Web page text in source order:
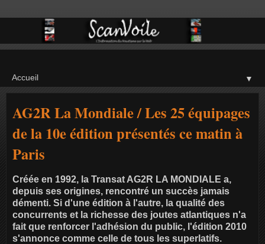
▼
AG2R La Mondiale / Les 25 équipages
de la 10e édition présentés ce matin à
Paris
Créée en 1992, la Transat AG2R LA MONDIALE a,
depuis ses origines, rencontré un succès jamais
démenti. Si d'une édition à l'autre, la qualité des
concurrents et la richesse des joutes atlantiques n'a
fait que renforcer l'adhésion du public, l'édition 2010
s'annonce comme celle de tous les superlatifs.